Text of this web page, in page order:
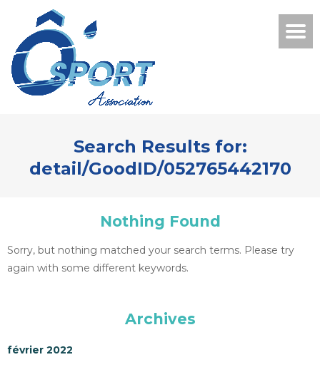
Search Results for:
detail/GoodID/052765442170
Nothing Found
Sorry, but nothing matched your search terms. Please try
again with some different keywords.
Archives
février 2022